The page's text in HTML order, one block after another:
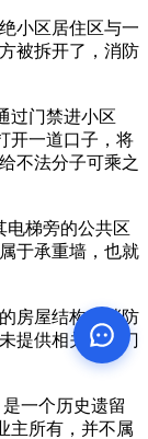
小区居住区与一
被拆开了，消防
过门禁进小区
开一道口子，将
不法分子可乘之
电梯旁的公共区
于承重墙，也就
房屋结构、消防
提供相关的部门
一个历史遗留
主所有，并不属